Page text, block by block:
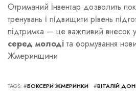
Отриманий інвентар дозволить
тренувань і підвищити рівень
підтримка — це важливий внесок у
серед молоді та формування
Жмеринщини
TAGS: #БОКСЕРИ ЖМЕРИНКИ #ВІТАЛІЙ